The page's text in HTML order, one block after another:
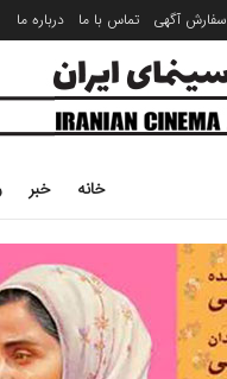
سفارش آگهی تماس با ما درباره ما
خانه خبر